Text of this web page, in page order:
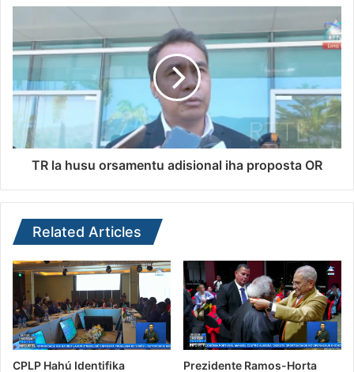
TR la husu orsamentu adisional iha proposta OR
Related Articles
CPLP Hahú Identifika
Prezidente Ramos-Horta